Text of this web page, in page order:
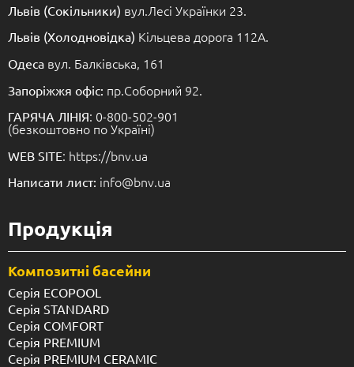
Львів (Сокільники) вул.Лесі Українки 23.
Львів (Холодновідка) Кільцева дорога 112А.
Одеса вул. Балківська, 161
Запоріжжя офіс: пр.Соборний 92.
ГАРЯЧА ЛІНІЯ: 0-800-502-901
(безкоштовно по Україні)
WEB SITE: https://bnv.ua
Написати лист: info@bnv.ua
Продукція
Композитні басейни
Серія ECOPOOL
Серія STANDARD
Серія COMFORT
Серія PREMIUM
Серія PREMIUM CERAMIC